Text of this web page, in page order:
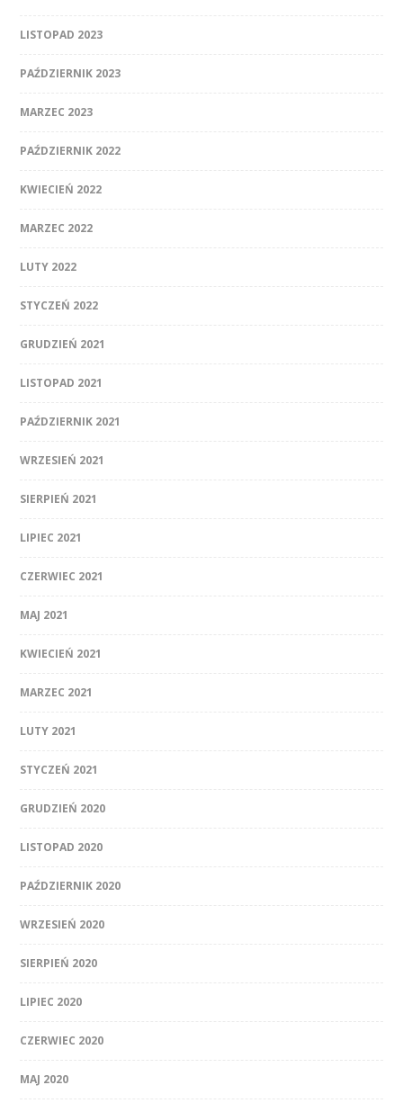
LISTOPAD 2023
PAŹDZIERNIK 2023
MARZEC 2023
PAŹDZIERNIK 2022
KWIECIEŃ 2022
MARZEC 2022
LUTY 2022
STYCZEŃ 2022
GRUDZIEŃ 2021
LISTOPAD 2021
PAŹDZIERNIK 2021
WRZESIEŃ 2021
SIERPIEŃ 2021
LIPIEC 2021
CZERWIEC 2021
MAJ 2021
KWIECIEŃ 2021
MARZEC 2021
LUTY 2021
STYCZEŃ 2021
GRUDZIEŃ 2020
LISTOPAD 2020
PAŹDZIERNIK 2020
WRZESIEŃ 2020
SIERPIEŃ 2020
LIPIEC 2020
CZERWIEC 2020
MAJ 2020